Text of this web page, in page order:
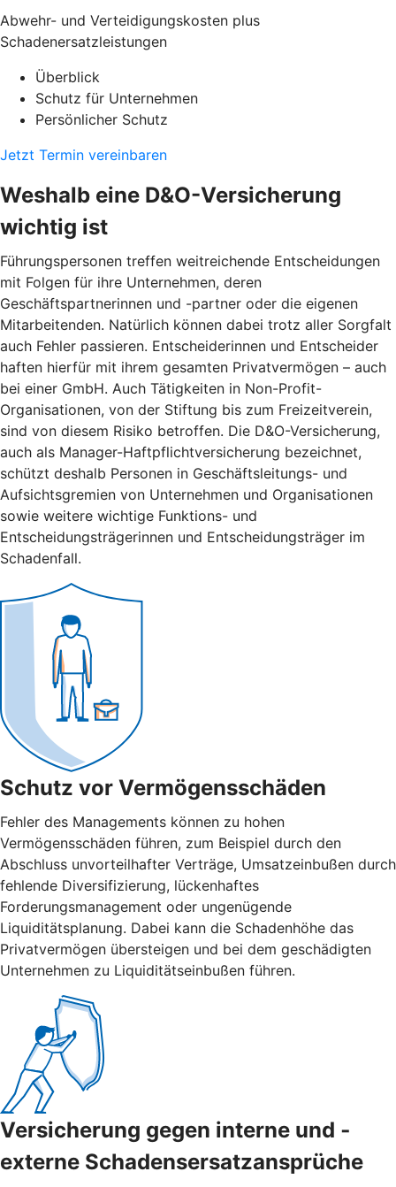
Abwehr- und Verteidigungskosten plus
Schadenersatzleistungen
Überblick
Schutz für Unternehmen
Persönlicher Schutz
Jetzt Termin vereinbaren
Weshalb eine D&O-Versicherung
wichtig ist
Führungspersonen treffen weitreichende Entscheidungen
mit Folgen für ihre Unternehmen, deren
Geschäftspartnerinnen und -partner oder die eigenen
Mitarbeitenden. Natürlich können dabei trotz aller Sorgfalt
auch Fehler passieren. Entscheiderinnen und Entscheider
haften hierfür mit ihrem gesamten Privatvermögen – auch
bei einer GmbH. Auch Tätigkeiten in Non-Profit-
Organisationen, von der Stiftung bis zum Freizeitverein,
sind von diesem Risiko betroffen. Die D&O-Versicherung,
auch als Manager-Haftpflichtversicherung bezeichnet,
schützt deshalb Personen in Geschäftsleitungs- und
Aufsichtsgremien von Unternehmen und Organisationen
sowie weitere wichtige Funktions- und
Entscheidungsträgerinnen und Entscheidungsträger im
Schadenfall.
Schutz vor Vermögensschäden
Fehler des Managements können zu hohen
Vermögensschäden führen, zum Beispiel durch den
Abschluss unvorteilhafter Verträge, Umsatzeinbußen durch
fehlende Diversifizierung, lückenhaftes
Forderungsmanagement oder ungenügende
Liquiditätsplanung. Dabei kann die Schadenhöhe das
Privatvermögen übersteigen und bei dem geschädigten
Unternehmen zu Liquiditätseinbußen führen.
Versicherung gegen interne und ­
externe ­Schadensersatzansprüche